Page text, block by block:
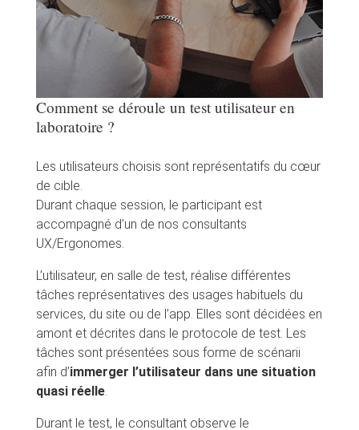
Comment se déroule un test utilisateur en
laboratoire ?
Les utilisateurs choisis sont représentatifs du cœur
de cible.
Durant chaque session, le participant est
accompagné d’un de nos consultants
UX/Ergonomes.
L’utilisateur, en salle de test, réalise différentes
tâches représentatives des usages habituels du
services, du site ou de l’app. Elles sont décidées en
amont et décrites dans le protocole de test. Les
tâches sont présentées sous forme de scénarii
afin d’immerger l’utilisateur dans une situation
quasi réelle.
Durant le test, le consultant observe le